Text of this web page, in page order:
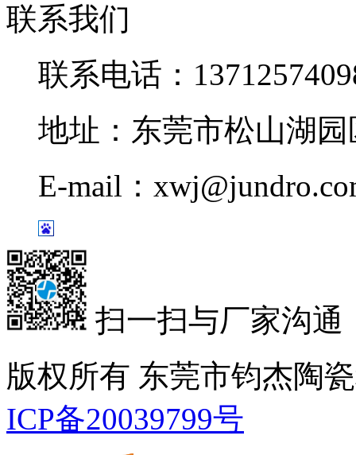
联系我们
联系电话：
地址：东莞市松山湖
E-mail：
扫一扫与厂家沟通
版权所有 东莞市钧杰
ICP备20039799号